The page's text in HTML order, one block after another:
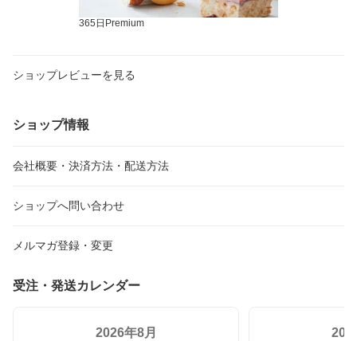
365日Premium
ショップレビューを見る
ショップ情報
会社概要・決済方法・配送方法
ショップへ問い合わせ
メルマガ登録・変更
受注・発送カレンダー
2026年8月